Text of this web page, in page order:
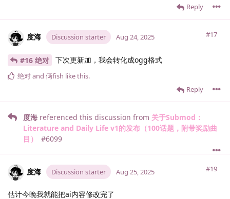
Reply
度海 Discussion starter #17
Aug 24, 2025
#16 绝对 下次更新加，我会转化成ogg格式
Reply
绝对and 俩fish like this.
度海 referenced this discussion from 关于Submod：
Literature and Daily Life v1的发布（100话题，附带奖励曲
目）
#6099
度海 Discussion starter #19
Aug 25, 2025
估计今晚我就能把ai内容修改完了